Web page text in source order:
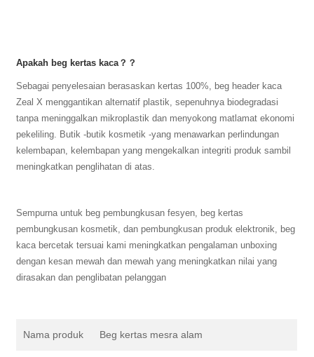
Apakah beg kertas kaca？？
Sebagai penyelesaian berasaskan kertas 100%, beg header kaca
Zeal X menggantikan alternatif plastik, sepenuhnya biodegradasi
tanpa meninggalkan mikroplastik dan menyokong matlamat ekonomi
pekeliling. Butik -butik kosmetik -yang menawarkan perlindungan
kelembapan, kelembapan yang mengekalkan integriti produk sambil
meningkatkan penglihatan di atas.
Sempurna untuk beg pembungkusan fesyen, beg kertas
pembungkusan kosmetik, dan pembungkusan produk elektronik, beg
kaca bercetak tersuai kami meningkatkan pengalaman unboxing
dengan kesan mewah dan mewah yang meningkatkan nilai yang
dirasakan dan penglibatan pelanggan
Nama produk Beg kertas mesra alam